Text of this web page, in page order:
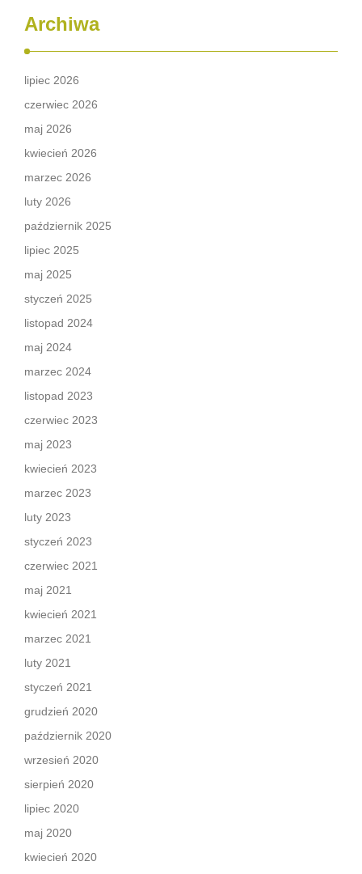
Archiwa
lipiec 2026
czerwiec 2026
maj 2026
kwiecień 2026
marzec 2026
luty 2026
październik 2025
lipiec 2025
maj 2025
styczeń 2025
listopad 2024
maj 2024
marzec 2024
listopad 2023
czerwiec 2023
maj 2023
kwiecień 2023
marzec 2023
luty 2023
styczeń 2023
czerwiec 2021
maj 2021
kwiecień 2021
marzec 2021
luty 2021
styczeń 2021
grudzień 2020
październik 2020
wrzesień 2020
sierpień 2020
lipiec 2020
maj 2020
kwiecień 2020